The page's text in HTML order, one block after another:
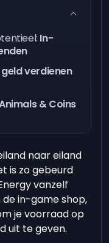
In-
geld verdienen
& Coins
naar eiland
is zo gebeurd
vanzelf
in-game shop,
je voorraad op
uit te geven.